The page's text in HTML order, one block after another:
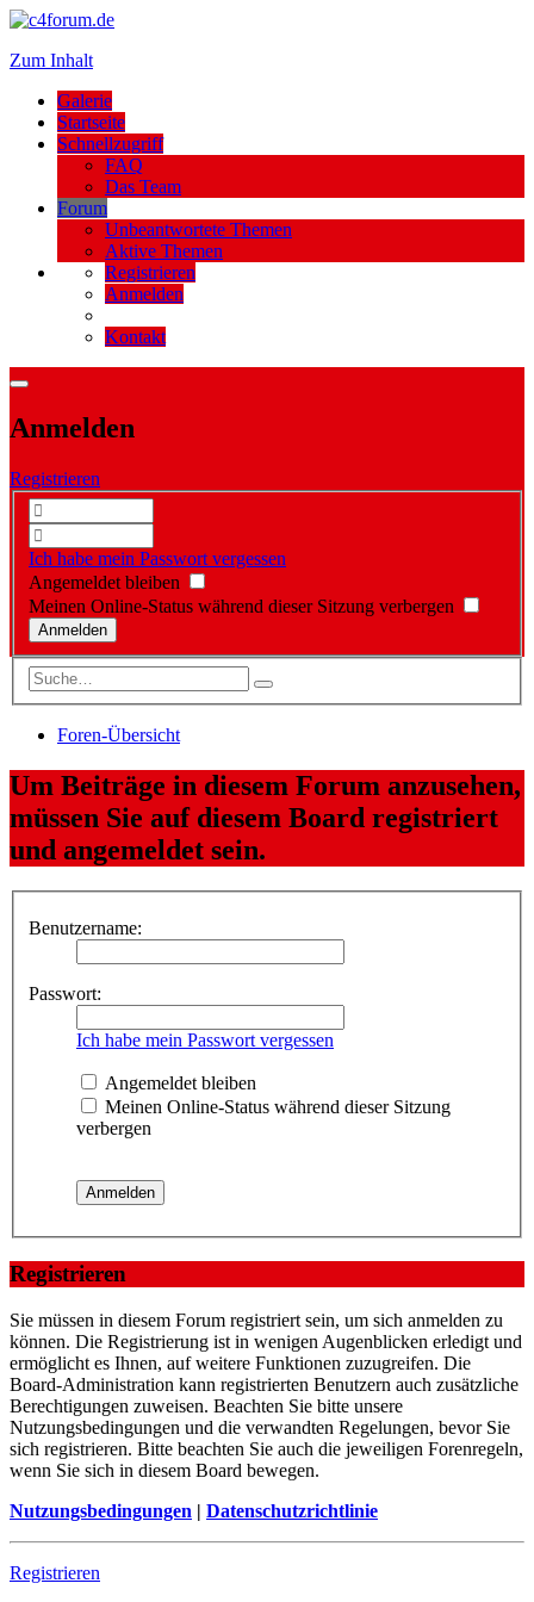
Zum Inhalt
Galerie
Startseite
Schnellzugriff
FAQ
Das Team
Forum
Unbeantwortete Themen
Aktive Themen
Registrieren
Anmelden
Kontakt
Anmelden
Registrieren
Ich habe mein Passwort vergessen
Angemeldet bleiben
Meinen Online-Status während dieser Sitzung verbergen
Foren-Übersicht
Um Beiträge in diesem Forum anzusehen,
müssen Sie auf diesem Board registriert
und angemeldet sein.
Benutzername:
Passwort:
Ich habe mein Passwort vergessen
Angemeldet bleiben
Meinen Online-Status während dieser Sitzung
verbergen
Registrieren
Sie müssen in diesem Forum registriert sein, um sich anmelden zu
können. Die Registrierung ist in wenigen Augenblicken erledigt und
ermöglicht es Ihnen, auf weitere Funktionen zuzugreifen. Die
Board-Administration kann registrierten Benutzern auch zusätzliche
Berechtigungen zuweisen. Beachten Sie bitte unsere
Nutzungsbedingungen und die verwandten Regelungen, bevor Sie
sich registrieren. Bitte beachten Sie auch die jeweiligen Forenregeln,
wenn Sie sich in diesem Board bewegen.
Nutzungsbedingungen | Datenschutzrichtlinie
Registrieren